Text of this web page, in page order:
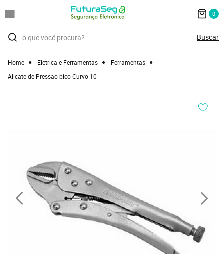
0
Home Eletrica e Ferramentas
Ferramentas
Alicate de Pressao bico Curvo 10